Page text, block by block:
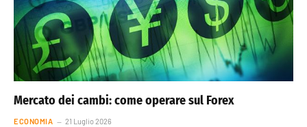
Mercato dei cambi: come operare sul Forex
ECONOMIA 21 Luglio 2026